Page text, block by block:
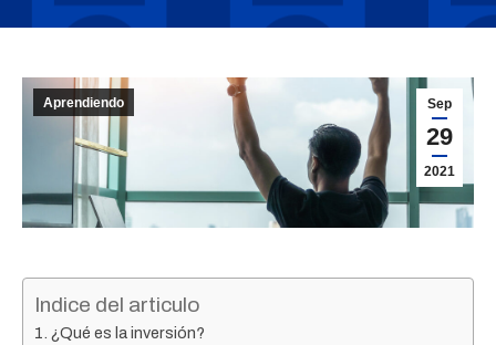
Estás aquí:
Sep
29
2021
Aprendiendo
Indice del articulo
¿Qué es la inversión?